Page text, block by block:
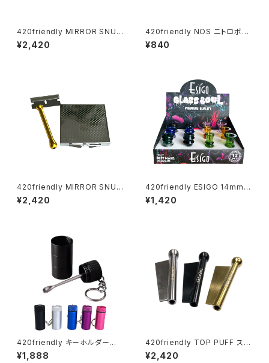
420friendly MIRROR SNUF
F KIT (ミラースナッフキット)
¥2,420
420friendly NOS ニトロボン
ベ型 キーホルダー(収納ケース)
¥840
420friendly MIRROR SNUF
F KIT (ミラースナッフキット)
¥2,420
420friendly ESIGO 14mmガ
ラスボウル(火皿) Phoenix As
h Catcher
¥1,420
420friendly キーホルダー型
アルミ製伸縮スプーン
¥1,888
420friendly TOP PUFF スニ
ッフィング チューブ・ヘラ付き
¥2,420